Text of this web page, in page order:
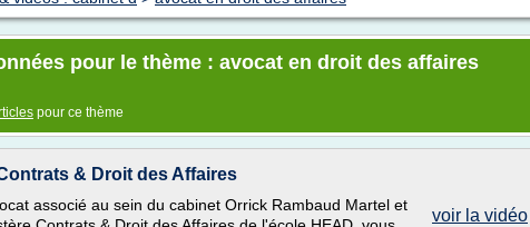
pour le thème : avocat en droit des affaires
pour ce thème
& Droit des Affaires
voir la vidéo
associé au sein du cabinet Orrick Rambaud Martel et